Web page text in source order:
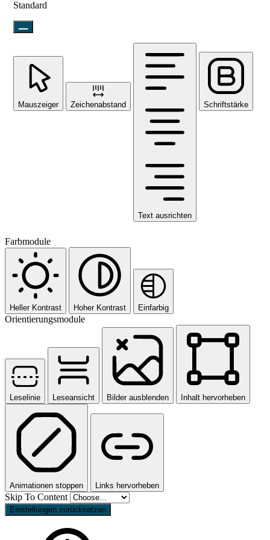
Standard
Mauszeiger Zeichenabstand
Text ausrichten
Schriftstärke
Farbmodule
Heller Kontrast Hoher Kontrast Einfarbig
Orientierungsmodule
Leselinie Leseansicht Bilder ausblenden Inhalt hervorheben
Animationen stoppen Links hervorheben
Skip To Content
Einstellungen zurücksetzen